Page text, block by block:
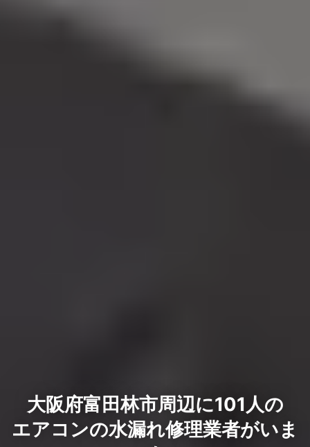
大阪府富田林市周辺に101人の
エアコンの水漏れ修理業者がいま